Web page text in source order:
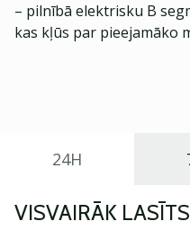
– pilnībā elektrisku B
kas kļūs par pieejamāko
24H
VISVAIRĀK LASĪTS